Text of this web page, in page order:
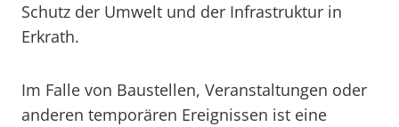
Schutz der Umwelt und der Infrastruktur in
Erkrath.
Im Falle von Baustellen, Veranstaltungen oder
anderen temporären Ereignissen ist eine